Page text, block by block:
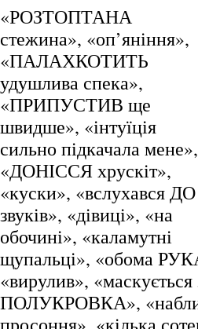
«РОЗТОПТАНА
стежина», «оп’яніння»,
«ПАЛАХКОТИТЬ
удушлива спека»,
«ПРИПУСТИВ ще
швидше», «інтуїція
сильно підкачала мене»,
«ДОНІССЯ хрускіт»,
«куски», «вслухався ДО
звуків», «дівиці», «на
обочині», «каламутні
щупальці», «обома
«вирулив»,
ПОЛУКРОВКА»,